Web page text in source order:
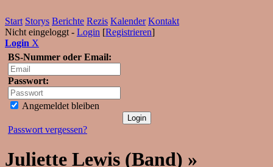
Start Storys Berichte Rezis Kalender Kontakt
Nicht eingeloggt - Login [Registrieren]
Login X
BS-Nummer oder Email:
Passwort:
Angemeldet bleiben
Passwort vergessen?
Juliette Lewis (Band) »